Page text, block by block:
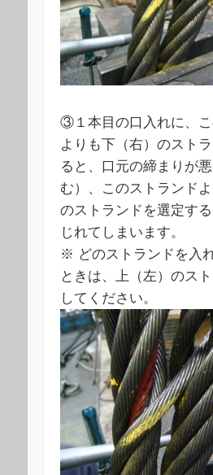
③１本目の口入れに、
よりも下（右）のスト
ると、口元の締まりが
む）、このストランドよ
のストランドを選定す
じれてしまいます。
※ どのストランドを入
ときは、上（左）のス
してください。